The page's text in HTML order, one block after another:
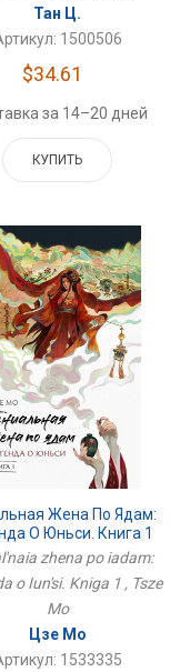
Тан Ц.
1500506
$34.61
за 14–20 дней
КУПИТЬ
Жена По Ядам:
О Юньси. Книга 1
zhena po iadam:
o Iun'si. Kniga 1 , Tsze
Mo
Цзе Мо
1533335